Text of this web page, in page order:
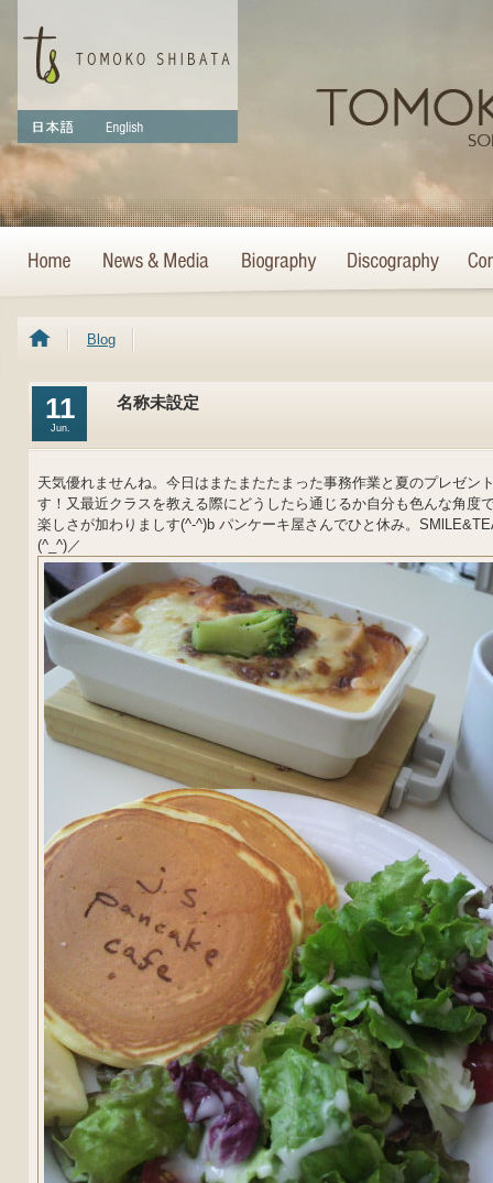
Blog
11
Jun.
名称未設定
天気優れませんね。今日はまたまたたまった事務作業と夏のプレゼン
す！又最近クラスを教える際にどうしたら通じるか自分も色んな角度
楽しさが加わりましす(^-^)b パンケーキ屋さんでひと休み。
(^_^)／